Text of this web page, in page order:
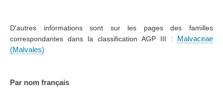
D'autres informations sont sur les pages des familles
correspondantes dans la classification AGP III :
Malvaceae
(Malvales)
Par nom français